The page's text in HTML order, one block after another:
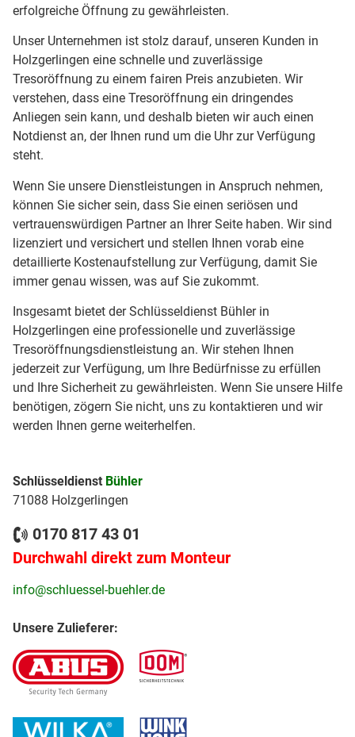
erfolgreiche Öffnung zu gewährleisten.
Unser Unternehmen ist stolz darauf, unseren Kunden in
Holzgerlingen eine schnelle und zuverlässige
Tresoröffnung zu einem fairen Preis anzubieten. Wir
verstehen, dass eine Tresoröffnung ein dringendes
Anliegen sein kann, und deshalb bieten wir auch einen
Notdienst an, der Ihnen rund um die Uhr zur Verfügung
steht.
Wenn Sie unsere Dienstleistungen in Anspruch nehmen,
können Sie sicher sein, dass Sie einen seriösen und
vertrauenswürdigen Partner an Ihrer Seite haben. Wir sind
lizenziert und versichert und stellen Ihnen vorab eine
detaillierte Kostenaufstellung zur Verfügung, damit Sie
immer genau wissen, was auf Sie zukommt.
Insgesamt bietet der Schlüsseldienst Bühler in
Holzgerlingen eine professionelle und zuverlässige
Tresoröffnungsdienstleistung an. Wir stehen Ihnen
jederzeit zur Verfügung, um Ihre Bedürfnisse zu erfüllen
und Ihre Sicherheit zu gewährleisten. Wenn Sie unsere Hilfe
benötigen, zögern Sie nicht, uns zu kontaktieren und wir
werden Ihnen gerne weiterhelfen.
Schlüsseldienst Bühler
71088 Holzgerlingen
0170 817 43 01
Durchwahl direkt zum Monteur
info@schluessel-buehler.de
Unsere Zulieferer: